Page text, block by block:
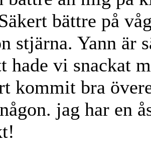
bättre på
stjärna. Yann är
hade vi snackat
kommit bra
jag har en